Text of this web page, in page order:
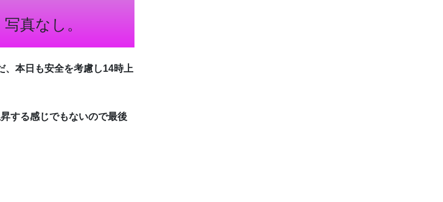
真なし。
本日も安全を考慮し14時上
する感じでもないので最後